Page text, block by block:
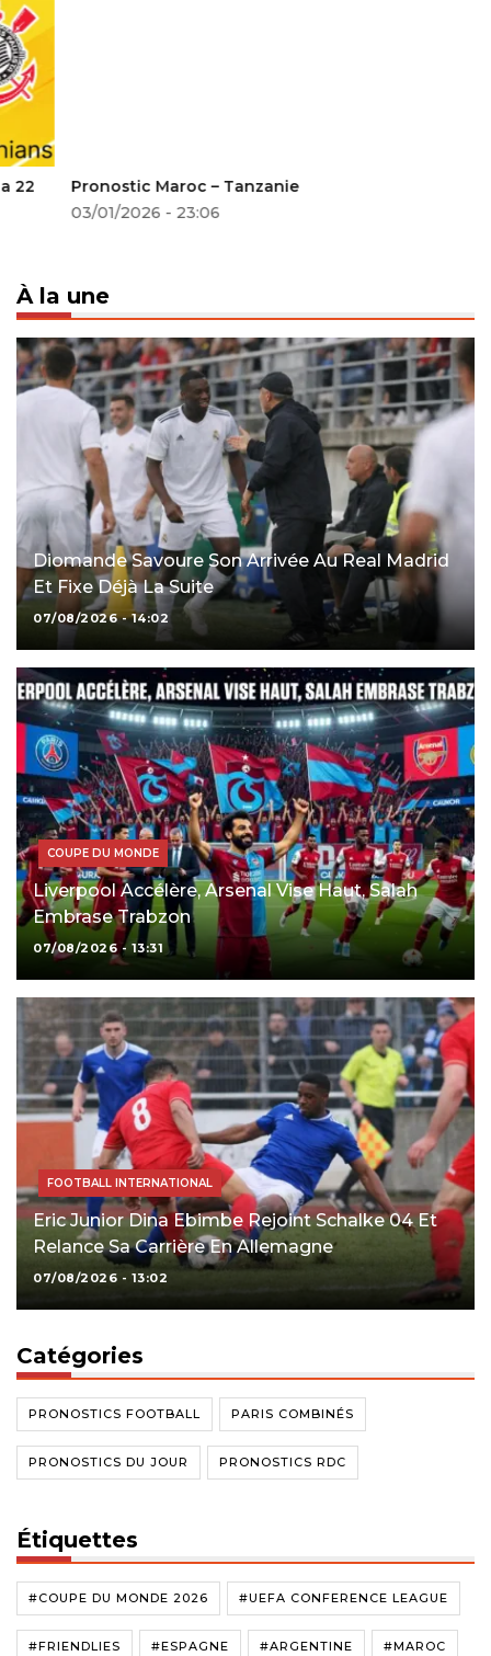
Pronostic Maroc – Tanzanie
03/01/2026 - 23:06
À la une
Diomande Savoure Son Arrivée Au Real Madrid
Et Fixe Déjà La Suite
07/08/2026 - 14:02
COUPE DU MONDE
Liverpool Accélère, Arsenal Vise Haut, Salah
Embrase Trabzon
07/08/2026 - 13:31
FOOTBALL INTERNATIONAL
Eric Junior Dina Ebimbe Rejoint Schalke 04 Et
Relance Sa Carrière En Allemagne
07/08/2026 - 13:02
Catégories
PRONOSTICS FOOTBALL PARIS COMBINÉS
PRONOSTICS DU JOUR PRONOSTICS RDC
Étiquettes
#COUPE DU MONDE 2026 #UEFA CONFERENCE LEAGUE
#FRIENDLIES #ESPAGNE #ARGENTINE #MAROC